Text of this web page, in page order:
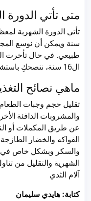
متى تأتي الدورة
طبيعي. في حال تأخرت
ال16 سنة، ننصحكِ باستشارة طبيب عام
ماهي نصائح
تقليل حجم وجبات
عن طريق المكملات أو
الفواكه والخضار
والسكر وبشكل خاص في
الشهرية والتقليل من
آلام الثدي
كتابة: هايدي سليمان